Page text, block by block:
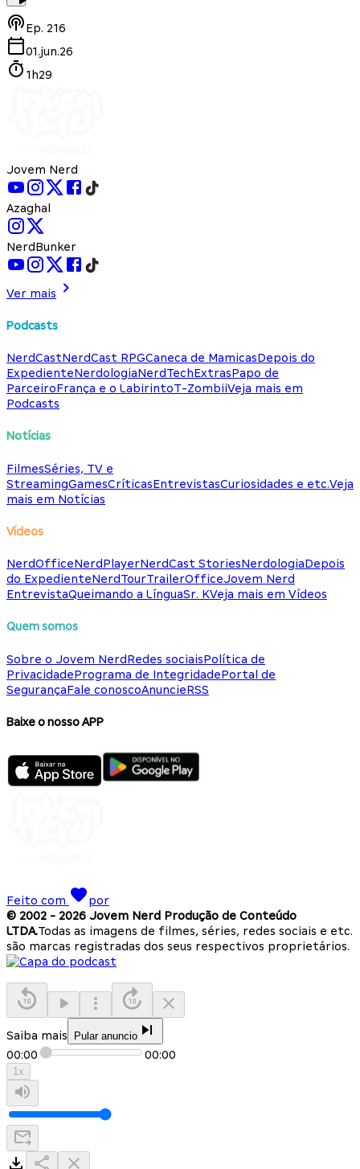
Ep. 216
01.jun.26
1h29
Jovem Nerd
Azaghal
NerdBunker
Ver mais
Podcasts
NerdCastNerdCast RPGCaneca de MamicasDepois do
ExpedienteNerdologiaNerdTechExtrasPapo de
ParceiroFrança e o LabirintoT-ZombiiVeja mais em
Podcasts
Notícias
FilmesSéries, TV e
StreamingGamesCríticasEntrevistasCuriosidades e etc.Veja
mais em Notícias
Vídeos
NerdOfficeNerdPlayerNerdCast StoriesNerdologiaDepois
do ExpedienteNerdTourTrailerOfficeJovem Nerd
EntrevistaQueimando a LínguaSr. KVeja mais em Vídeos
Quem somos
Sobre o Jovem NerdRedes sociaisPolítica de
PrivacidadePrograma de IntegridadePortal de
SegurançaFale conoscoAnuncieRSS
Baixe o nosso APP
Feito com
por
© 2002 - 2026 Jovem Nerd Produção de Conteúdo
LTDA.Todas as imagens de filmes, séries, redes sociais e etc.
são marcas registradas dos seus respectivos proprietários.
Saiba mais Pular anuncio
00:00 00:00
1x